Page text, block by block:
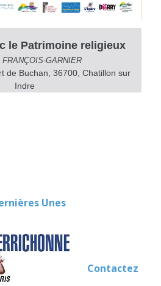
le Patrimoine religieux
FRANÇOIS-GARNIER
de Buchan, 36700, Chatillon sur
Indre
Unes
Contactez